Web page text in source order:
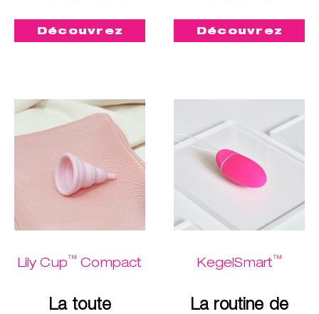
Découvrez Découvrez
Lily Cup™ Compact
La toute
KegelSmart™
La routine de